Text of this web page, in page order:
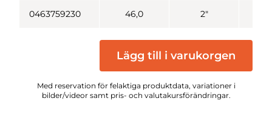
0463759230 46,0 2"
Lägg till i varukorgen
Med reservation för felaktiga produktdata, variationer i
bilder/videor samt pris- och valutakursförändringar.